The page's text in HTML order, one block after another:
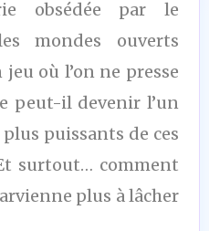
obsédée par le
mondes ouverts
où l’on ne presse
peut-il devenir l’un
puissants de ces
surtout… comment
plus à lâcher